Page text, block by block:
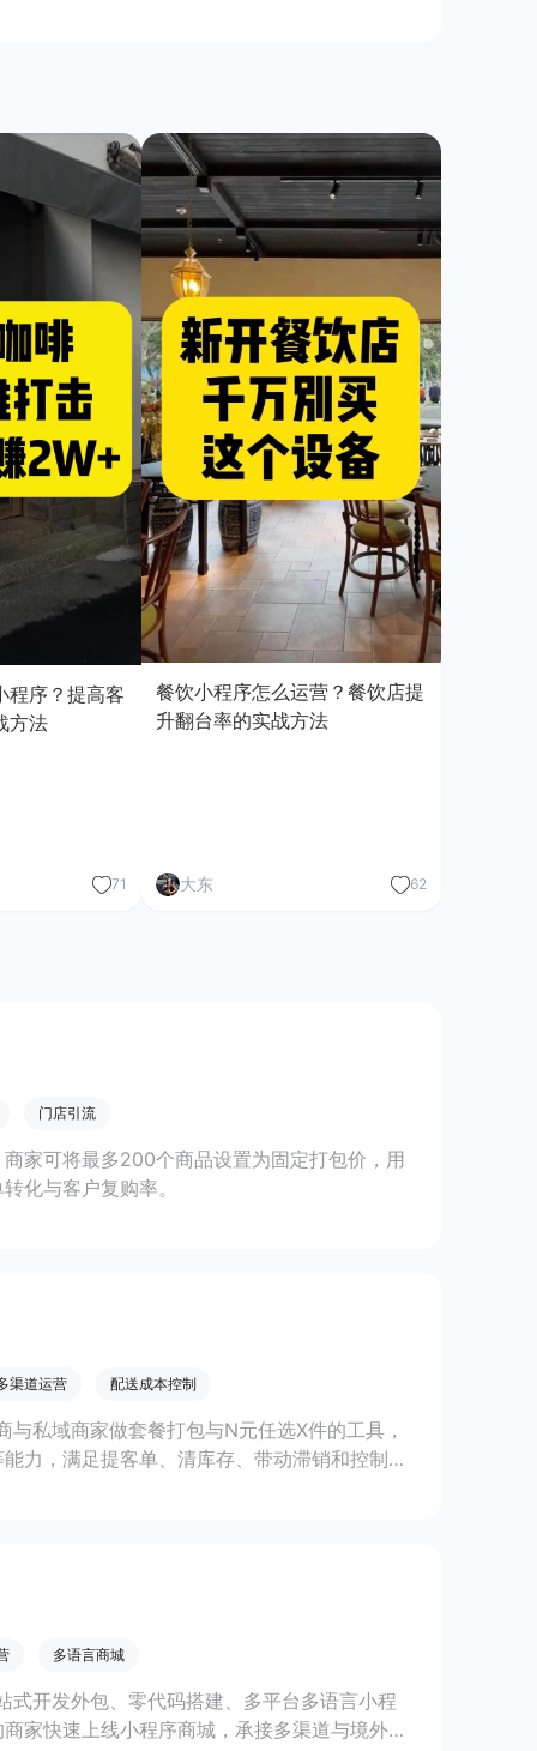
程序？提高客
方法
71
餐饮小程序怎么运营？餐饮店提
升翻台率的实战方法
大东 62
门店引流
家可将最多200个商品设置为固定打包价，用
化与客户复购率。
渠道运营 配送成本控制
私域商家做套餐打包与N元任选X件的工具，
力，满足提客单、清库存、带动滞销和控制配
多语言商城
开发外包、零代码搭建、多平台多语言小程
家快速上线小程序商城，承接多渠道与境外客